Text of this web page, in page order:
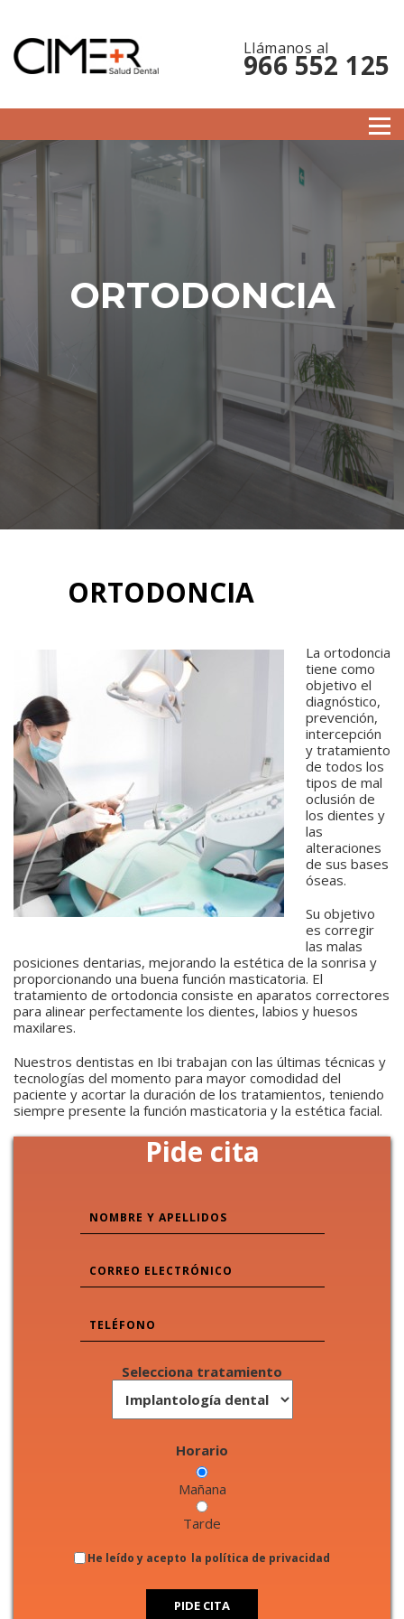
Llámanos al
966 552 125
ORTODONCIA
ORTODONCIA
La ortodoncia
tiene como
objetivo el
diagnóstico,
prevención,
intercepción
y tratamiento
de todos los
tipos de mal
oclusión de
los dientes y
las
alteraciones
de sus bases
óseas.
Su objetivo
es corregir
las malas
posiciones dentarias, mejorando la estética de la sonrisa y
proporcionando una buena función masticatoria. El
tratamiento de ortodoncia consiste en aparatos correctores
para alinear perfectamente los dientes, labios y huesos
maxilares.
Nuestros dentistas en Ibi trabajan con las últimas técnicas y
tecnologías del momento para mayor comodidad del
paciente y acortar la duración de los tratamientos, teniendo
siempre presente la función masticatoria y la estética facial.
Pide cita
Selecciona tratamiento
Horario
Mañana
Tarde
He leído y acepto la política de privacidad